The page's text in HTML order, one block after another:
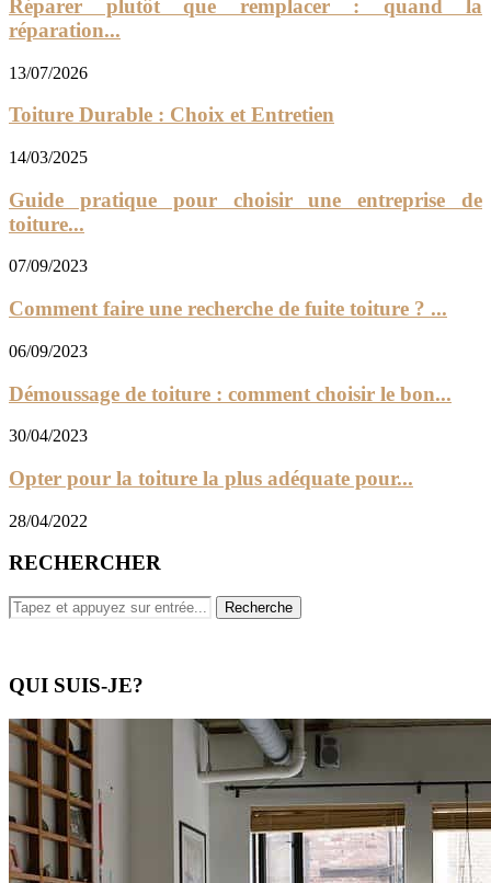
Réparer plutôt que remplacer : quand la
réparation...
13/07/2026
Toiture Durable : Choix et Entretien
14/03/2025
Guide pratique pour choisir une entreprise de
toiture...
07/09/2023
Comment faire une recherche de fuite toiture ? ...
06/09/2023
Démoussage de toiture : comment choisir le bon...
30/04/2023
Opter pour la toiture la plus adéquate pour...
28/04/2022
RECHERCHER
QUI SUIS-JE?